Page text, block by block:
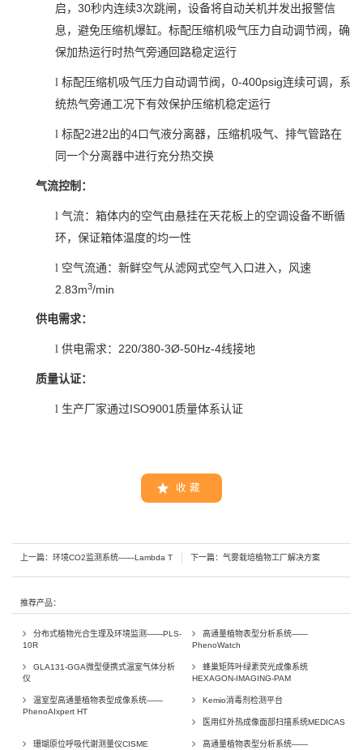
启， 30秒内连续3次跳闸，设备将自动关机并发出报警信
息，避免压缩机爆缸。标配压缩机吸气压力自动调节阀，确
保加热运行时热气旁通回路稳定运行
l 标配压缩机吸气压力自动调节阀， 0-400psig连续可调，系
统热气旁通工况下有效保护压缩机稳定运行
l 标配2进2出的4口气液分离器，压缩机吸气、排气管路在
同一个分离器中进行充分热交换
气流控制：
l 气流：箱体内的空气由悬挂在天花板上的空调设备不断循
环，保证箱体温度的均一性
l 空气流通：新鲜空气从滤网式空气入口进入，风速
2.83m3/min
供电需求：
l 供电需求： 220/380-3Ø-50Hz-4线接地
质量认证：
l 生产厂家通过ISO9001 质量体系认证
收 藏
上一篇： 环境CO2监测系统——Lambda T 下一篇： 气雾栽培植物工厂解决方案
推荐产品：
分布式植物光合生理及环境监测——PLS-
10R
高通量植物表型分析系统——
PhenoWatch
GLA131-GGA微型便携式温室气体分析
仪
蜂巢矩阵叶绿素荧光成像系统
HEXAGON-IMAGING-PAM
温室型高通量植物表型成像系统——
PhenoAIxpert HT
Kemio消毒剂检测平台
医用红外热成像面部扫描系统MEDICAS
珊瑚原位呼吸代谢测量仪CISME
高通量植物表型分析系统——